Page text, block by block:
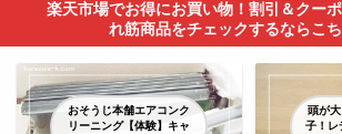
楽天市場でお得にお買い物！割引＆クー
れ筋商品をチェックするならこ
おそうじ本舗エアコンク
リーニング【体験】キャ
頭が
子！レ